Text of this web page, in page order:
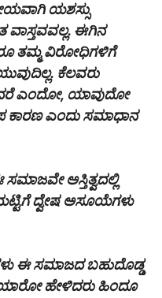
ಯಶಸ್ಸು
ಈಗಿನ
ತಮ್ಮ ವಿರೋಧಿಗಳಿಗೆ
ಕೆಲವರು
ಎಂದೋ, ಯಾವುದೋ
ಎಂದು ಸಮಾಧಾನ
ಅಸ್ತಿತ್ವದಲ್ಲಿ
ಮಟ್ಟಿಗೆ ದ್ವೇಷ ಅಸೂಯೆಗಳು
ಈ ಸಮಾಜದ ಬಹುದೊಡ್ಡ
ಹೇಳಿದರು ಹಿಂದೂ